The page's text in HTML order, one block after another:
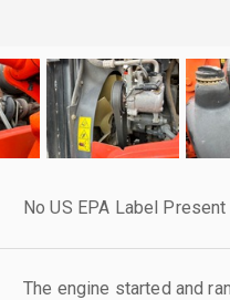
No US EPA Label
The engine started and ran.